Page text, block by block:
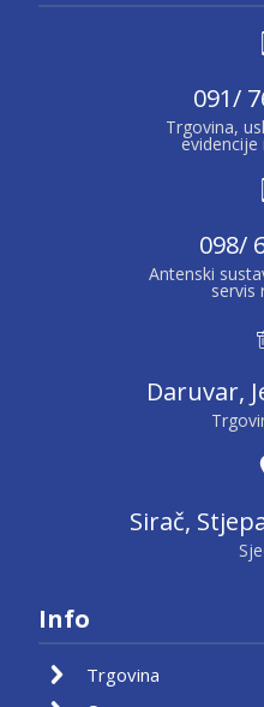
091/
Trgovina,
098/
Antenski
servis
Daruvar,
Sirač,
Info
Trgovina